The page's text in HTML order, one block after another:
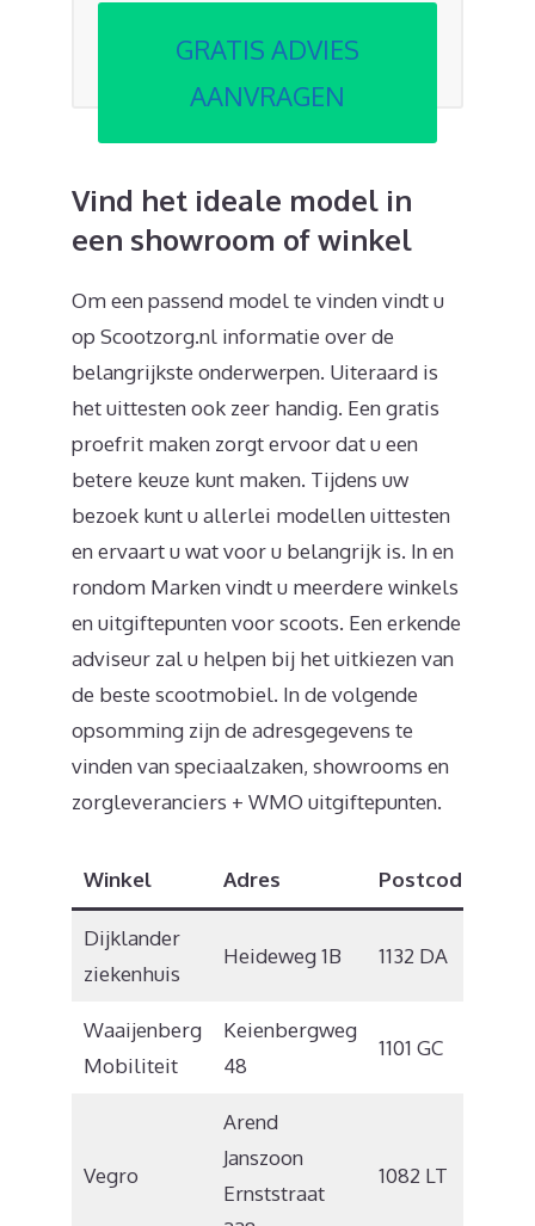
GRATIS ADVIES
AANVRAGEN
Vind het ideale model in
een showroom of winkel
Om een passend model te vinden vindt u
op Scootzorg.nl informatie over de
belangrijkste onderwerpen. Uiteraard is
het uittesten ook zeer handig. Een gratis
proefrit maken zorgt ervoor dat u een
betere keuze kunt maken. Tijdens uw
bezoek kunt u allerlei modellen uittesten
en ervaart u wat voor u belangrijk is. In en
rondom Marken vindt u meerdere winkels
en uitgiftepunten voor scoots. Een erkende
adviseur zal u helpen bij het uitkiezen van
de beste scootmobiel. In de volgende
opsomming zijn de adresgegevens te
vinden van speciaalzaken, showrooms en
zorgleveranciers + WMO uitgiftepunten.
Winkel Adres Postcode
Dijklander
ziekenhuis
Heideweg 1B 1132 DA
Waaijenberg
Mobiliteit
Keienbergweg
48
1101 GC
Vegro
Arend
Janszoon
Ernststraat
1082 LT